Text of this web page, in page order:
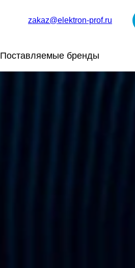
zakaz@elektron-prof.ru
Поставляемые бренды